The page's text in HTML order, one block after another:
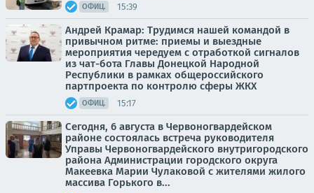
ОФИЦ. 15:39
Андрей Крамар: Трудимся нашей командой в
привычном ритме: приемы и выездные
мероприятия чередуем с отработкой сигналов
из чат-бота Главы Донецкой Народной
Республики в рамках общероссийского
партпроекта по контролю сферы ЖКХ
ОФИЦ. 15:17
Сегодня, 6 августа в Червоногвардейском
районе состоялась встреча руководителя
Управы Червоногвардейского внутригородского
района Администрации городского округа
Макеевка Марии Чулаковой с жителями жилого
массива Горького в...